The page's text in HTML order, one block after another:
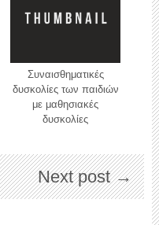
Συναισθηματικές
δυσκολίες των παιδιών
με μαθησιακές
δυσκολίες
Next post →